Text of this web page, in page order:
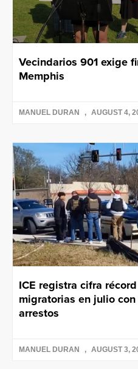
Vecindarios 901 exige
Memphis
MANUEL DURAN AUGUST 4,
ICE registra cifra
migratorias en julio
arrestos
MANUEL DURAN AUGUST 3,